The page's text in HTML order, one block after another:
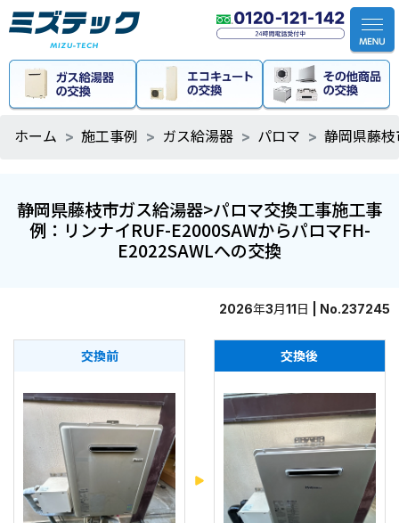
ホーム 施工事例 ガス給湯器 パロマ 静岡県藤
静岡県藤枝市ガス給湯器>パロマ交換工事施工事
例：リンナイRUF-E2000SAWからパロマFH-
E2022SAWLへの交換
2026年3月11日 | No.237245
交換前 交換後